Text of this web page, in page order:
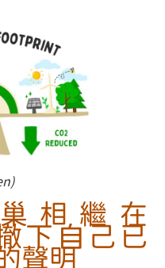
巢相繼在
下自己已
聲明